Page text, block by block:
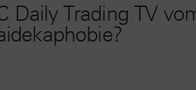
Daily Trading TV